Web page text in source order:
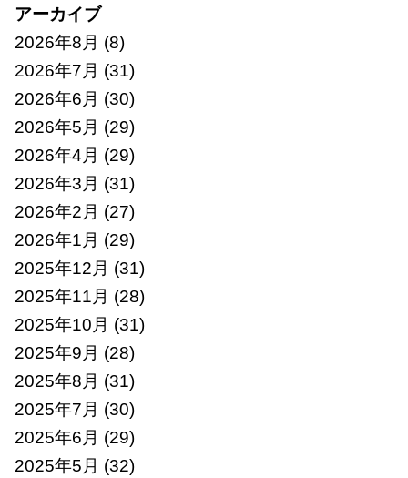
アーカイブ
2026年8月 (8)
2026年7月 (31)
2026年6月 (30)
2026年5月 (29)
2026年4月 (29)
2026年3月 (31)
2026年2月 (27)
2026年1月 (29)
2025年12月 (31)
2025年11月 (28)
2025年10月 (31)
2025年9月 (28)
2025年8月 (31)
2025年7月 (30)
2025年6月 (29)
2025年5月 (32)